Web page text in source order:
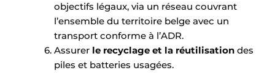
objectifs légaux, via un réseau couvrant
l’ensemble du territoire belge avec un
transport conforme à l’ADR.
Assurer le recyclage et la réutilisation des
piles et batteries usagées.